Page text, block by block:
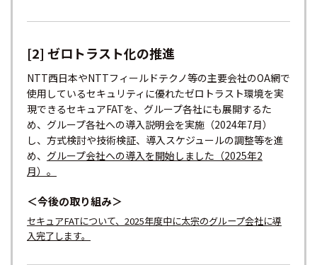
[2] ゼロトラスト化の推進
NTT西日本やNTTフィールドテクノ等の主要会社のOA網で
使用しているセキュリティに優れたゼロトラスト環境を実
現できるセキュアFATを、グループ各社にも展開するた
め、グループ各社への導入説明会を実施（2024年7月）
し、方式検討や技術検証、導入スケジュールの調整等を進
め、 グループ会社への導入を開始しました（2025年2
月）。
＜今後の取り組み＞
セキュアFATについて、2025年度中に太宗のグループ会社に導
入完了します。